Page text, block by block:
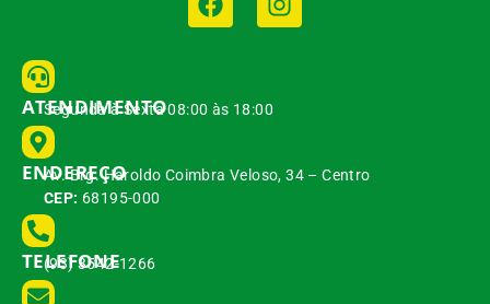
ATENDIMENTO
Segunda à Sexta 08:00 às 18:00
ENDEREÇO
Av. Brg. Haroldo Coimbra Veloso, 34 – Centro
CEP: 68195-000
TELEFONE
(93) 3542-1266